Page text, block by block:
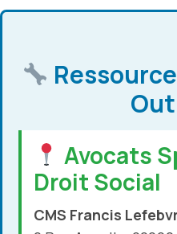
Avocats
Droit Social
CMS Francis